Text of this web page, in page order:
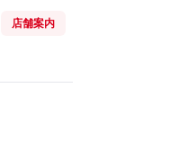
店舗案内